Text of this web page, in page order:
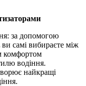
за допомогою
самі вибираєте між
комфортом
водіння.
найкращі